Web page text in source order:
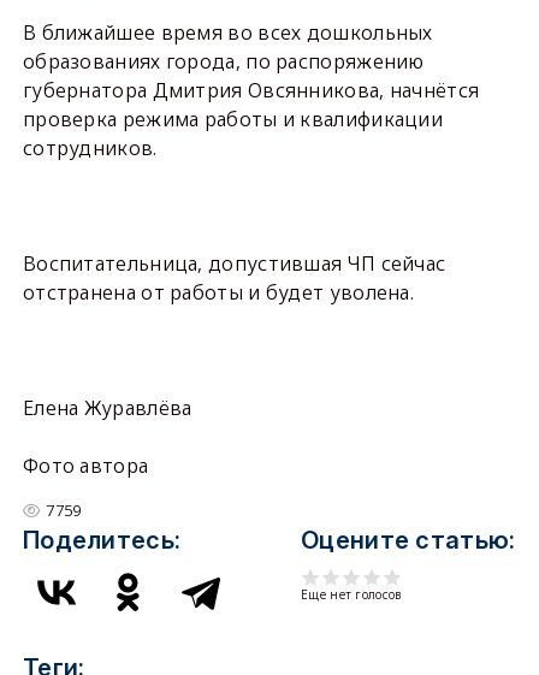
В ближайшее время во всех дошкольных
образованиях города, по распоряжению
губернатора Дмитрия Овсянникова, начнётся
проверка режима работы и квалификации
сотрудников.
Воспитательница, допустившая ЧП сейчас
отстранена от работы и будет уволена.
Елена Журавлёва
Фото автора
7759
Поделитесь: Оцените статью:
Еще нет голосов
Теги: